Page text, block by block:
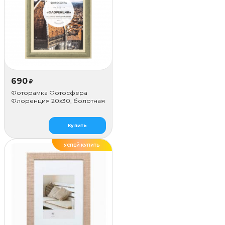
690 ₽
Фоторамка Фотосфера
Флоренция 20x30, болотная
Купить
УСПЕЙ КУПИТЬ